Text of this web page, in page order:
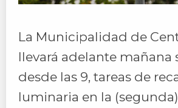
La Municipalidad de
llevará adelante mañana
desde las 9, tareas de
luminaria en la